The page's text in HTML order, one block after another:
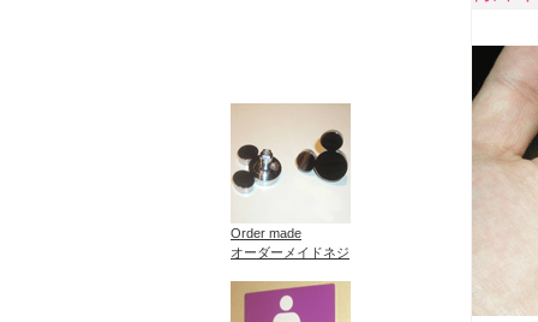
Order made
オーダーメイドネジ